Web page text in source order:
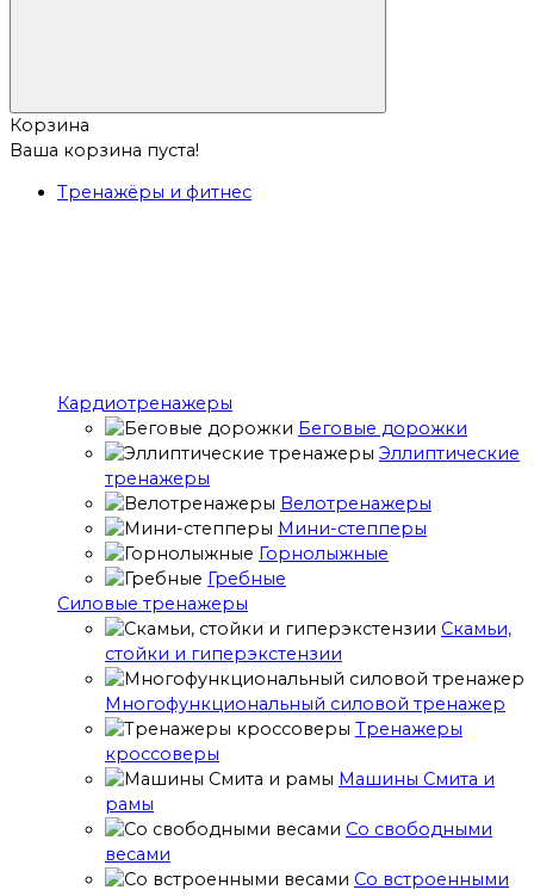
Корзина
Ваша корзина пуста!
Тренажёры и фитнес
Кардиотренажеры
Беговые дорожки
Эллиптические
тренажеры
Велотренажеры
Мини-степперы
Горнолыжные
Гребные
Cиловые тренажеры
Скамьи,
стойки и гиперэкстензии
Многофункциональный силовой тренажер
Тренажеры
кроссоверы
Машины Смита и
рамы
Со свободными
весами
Со встроенными